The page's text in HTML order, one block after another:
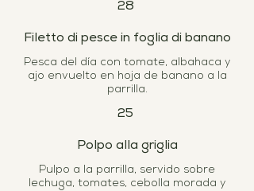
28
Filetto di pesce in foglia di banano
Pesca del día con tomate, albahaca y
ajo envuelto en hoja de banano a la
parrilla.
25
Polpo alla griglia
Pulpo a la parrilla, servido sobre
lechuga, tomates, cebolla morada y